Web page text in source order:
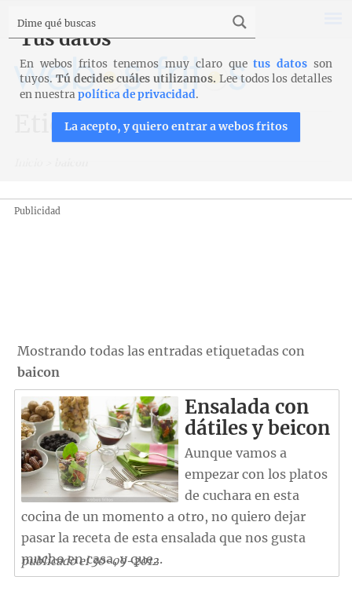
Etiqueta: baicon
Publicidad
Mostrando todas las entradas etiquetadas con
baicon
Ensalada con
dátiles y beicon
Aunque vamos a
empezar con los platos
de cuchara en esta
cocina de un momento a otro, no quiero dejar
pasar la receta de esta ensalada que nos gusta
mucho en casa, y que...
publicado el 30-09-2012
Tus datos
En webos fritos tenemos muy claro quetus datos son
tuyos. Tú decides cuáles utilizamos. Lee todos los detalles
en nuestrapolítica de privacidad.
La acepto, y quiero entrar a webos fritos